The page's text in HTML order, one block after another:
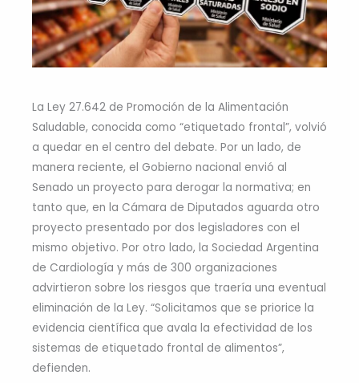
La Ley 27.642 de Promoción de la Alimentación
Saludable, conocida como “etiquetado frontal”, volvió
a quedar en el centro del debate. Por un lado, de
manera reciente, el Gobierno nacional envió al
Senado un proyecto para derogar la normativa; en
tanto que, en la Cámara de Diputados aguarda otro
proyecto presentado por dos legisladores con el
mismo objetivo. Por otro lado, la Sociedad Argentina
de Cardiología y más de 300 organizaciones
advirtieron sobre los riesgos que traería una eventual
eliminación de la Ley. “Solicitamos que se priorice la
evidencia científica que avala la efectividad de los
sistemas de etiquetado frontal de alimentos”,
defienden.